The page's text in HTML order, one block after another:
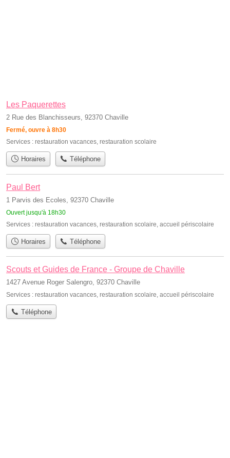
Les Paquerettes
2 Rue des Blanchisseurs, 92370 Chaville
Fermé, ouvre à 8h30
Services : restauration vacances, restauration scolaire
Horaires Téléphone
Paul Bert
1 Parvis des Ecoles, 92370 Chaville
Ouvert jusqu'à 18h30
Services : restauration vacances restauration scolaire accueil périscolaire
Horaires Téléphone
Scouts et Guides de France - Groupe de Chaville
1427 Avenue Roger Salengro, 92370 Chaville
Services : restauration vacances, restauration scolaire, accueil périscolaire
Téléphone